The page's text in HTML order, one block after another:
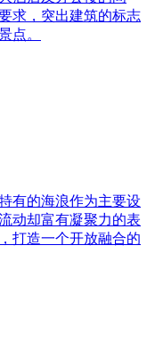
求，突出建筑的标志
点。
有的海浪作为主要设
动却富有凝聚力的表
打造一个开放融合的